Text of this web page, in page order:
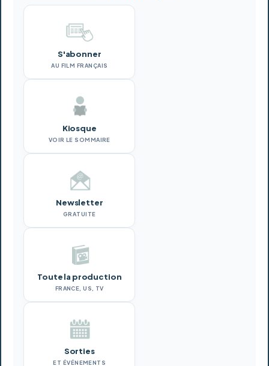
S'abonner
AU FILM FRANÇAIS
Kiosque
VOIR LE SOMMAIRE
Newsletter
GRATUITE
Toute la production
FRANCE, US, TV
Sorties
ET ÉVÉNEMENTS